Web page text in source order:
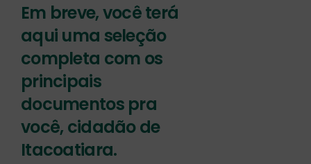
Em breve, você terá
aqui uma seleção
completa com os
principais
documentos pra
você, cidadão de
Itacoatiara.